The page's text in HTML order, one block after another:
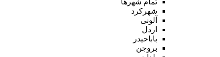
شهرکرد
آلونی
اردل
باباحیدر
بروجن